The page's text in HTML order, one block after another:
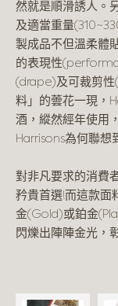
然就是順滑誘人。
及適當重量
製成品不但溫柔體
的表現性
(drape)及可裁剪
料」的蕓花一現，
酒，縱然經年使用
Harrisons為何聯想
對非凡要求的消費
矜貴首選!而這款面
金(Gold)或鉑金
閃爍出陣陣金光，